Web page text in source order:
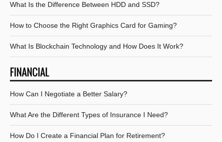
What Is the Difference Between HDD and SSD?
How to Choose the Right Graphics Card for Gaming?
What Is Blockchain Technology and How Does It Work?
FINANCIAL
How Can I Negotiate a Better Salary?
What Are the Different Types of Insurance I Need?
How Do I Create a Financial Plan for Retirement?